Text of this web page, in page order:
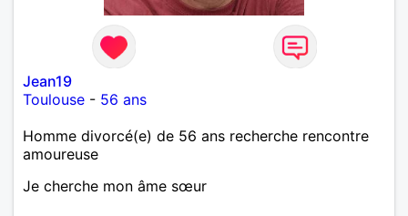
Jean19
Toulouse - 56 ans
Homme divorcé(e) de 56 ans recherche rencontre
amoureuse
Je cherche mon âme sœur